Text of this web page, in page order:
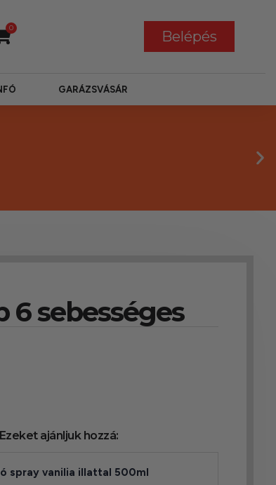
0
Belépés
GARÁZSVÁSÁR
6 sebességes
Ezeket ajánljuk hozzá:
spray vanilia illattal 500ml